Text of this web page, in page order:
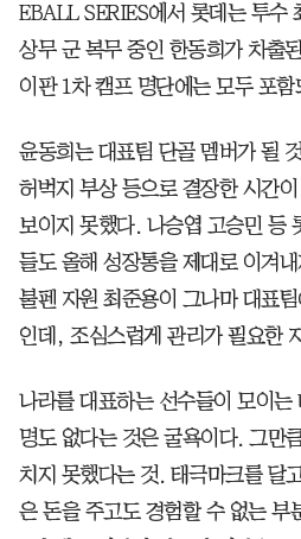
EBALL SERIES에서 롯데는 투수
상무 군 복무 중인 한동희가 차출
이판 1차 캠프 명단에는 모두 포함
윤동희는 대표팀 단골 멤버가 될
허벅지 부상 등으로 결장한 시간
보이지 못했다. 나승엽 고승민 등
들도 올해 성장통을 제대로 이겨
불펜 자원 최준용이 그나마 대표
인데, 조심스럽게 관리가 필요한
나라를 대표하는 선수들이 모이는
명도 없다는 것은 굴욕이다. 그만
치지 못했다는 것. 태극마크를 달
은 돈을 주고도 경험할 수 없는 부